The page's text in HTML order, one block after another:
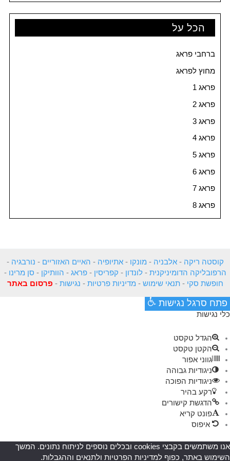
הכל על
ברחבי פראג
מחוץ לפראג
פראג 1
פראג 2
פראג 3
פראג 4
פראג 5
פראג 6
פראג 7
פראג 8
קוסטה ריקה -אלבניה - מונקו -אתיופיה - האיים האזוריים - נורבגיה -
הרפובליקה הדומיניקנית -לונדון - קפריסין -פראג - הוותיקן - סן מרינו -
חופשת סקי -תנאי שימוש - מדיניות פרטיות - נגישות - פרסום באתר
פתח סרגל נגישות
כלי נגישות
הגדל טקסט
הקטן טקסט
גווני אפור
ניגודיות גבוהה
ניגודיות הפוכה
רקע בהיר
הדגשת קישורים
פונט קריא
איפוס
אנו משתמשים בקבצי cookies ובכלים נוספים לניתוח נתונים. המשך
השימוש באתר, כפוף למדיניות הפרטיות ולתנאים וההגבלות.